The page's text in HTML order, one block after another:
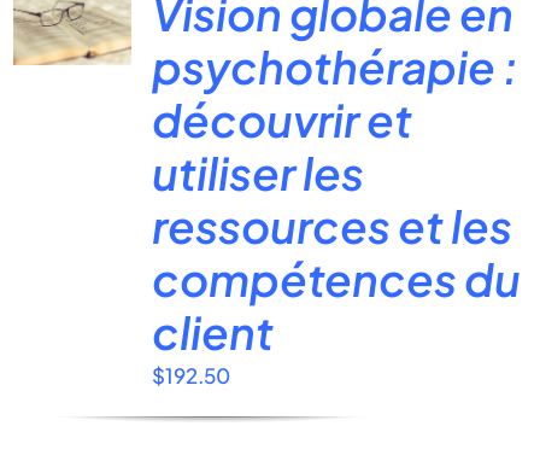
Vision globale en
psychothérapie :
découvrir et
utiliser les
ressources et les
compétences du
client
$192.50